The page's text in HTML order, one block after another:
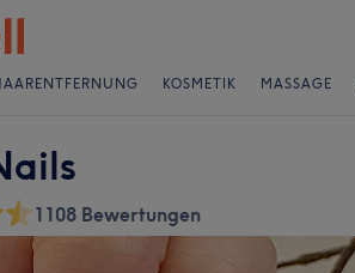
KOSMETIK MASSAGE
1108 Bewertungen